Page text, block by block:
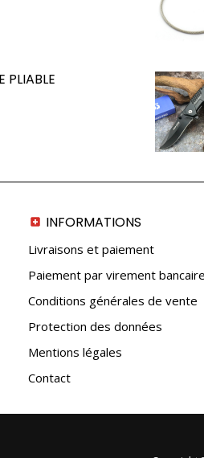
PLIABLE
INFORMATIONS
Livraisons et paiement
Paiement par virement bancaire
Conditions générales de vente
Protection des données
Mentions légales
Contact